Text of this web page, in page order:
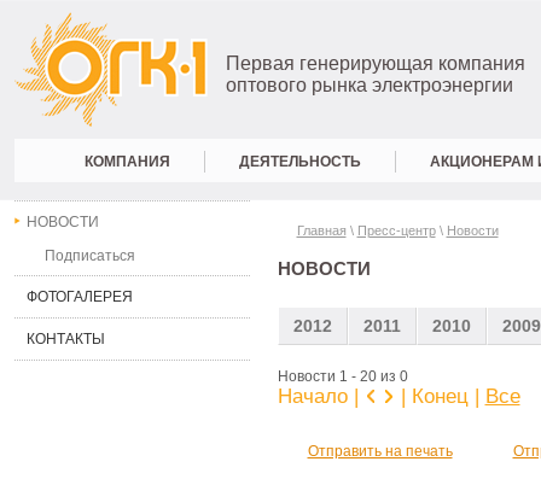
Первая генерирующая компания
оптового рынка электроэнергии
КОМПАНИЯ ДЕЯТЕЛЬНОСТЬ АКЦИОНЕРАМ
НОВОСТИ
Подписаться
ФОТОГАЛЕРЕЯ
КОНТАКТЫ
Главная \ Пресс-центр\ Новости
НОВОСТИ
2012 2011 2010 2009
Новости 1 - 20 из 0
Начало | | Конец | Все
Отправить на печать